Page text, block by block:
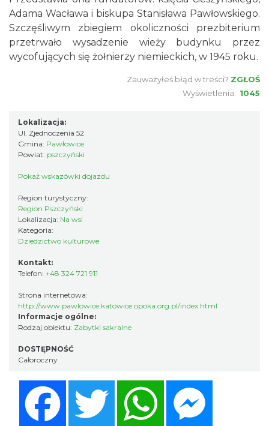
Adama Wacława i biskupa Stanisława Pawłowskiego.
Szczęśliwym zbiegiem okoliczności prezbiterium
przetrwało wysadzenie wieży budynku przez
wycofujących się żołnierzy niemieckich, w 1945 roku.
Zauważyłeś błąd w treści? ZGŁOŚ
Wyświetlenia: 1045
Lokalizacja:
Ul. Zjednoczenia 52
Gmina: Pawłowice
Powiat: pszczyński
Pokaż wskazówki dojazdu
Region turystyczny:
Region Pszczyński
Lokalizacja: Na wsi
Kategoria:
Dziedzictwo kulturowe
Kontakt:
Telefon: +48 324 721 911
Strona internetowa:
http://www.pawlowice.katowice.opoka.org.pl/index.html
Informacje ogólne:
Rodzaj obiektu: Zabytki sakralne
DOSTĘPNOŚĆ
Całoroczny
Twitter WhatsApp